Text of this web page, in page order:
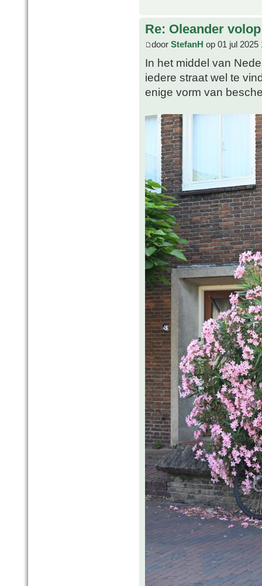
Re: Oleander
door StefanH op 01 jul 2025
In het middel van
iedere straat wel te
enige vorm van